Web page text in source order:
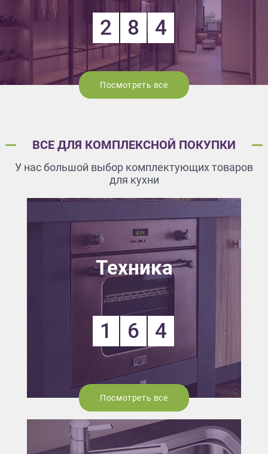
2 8 4
Посмотреть все
ВСЕ ДЛЯ КОМПЛЕКСНОЙ ПОКУПКИ
У нас большой выбор комплектующих товаров
для кухни
Техника
1 6 4
Посмотреть все